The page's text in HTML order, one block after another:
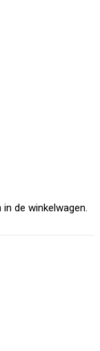
de winkelwagen.